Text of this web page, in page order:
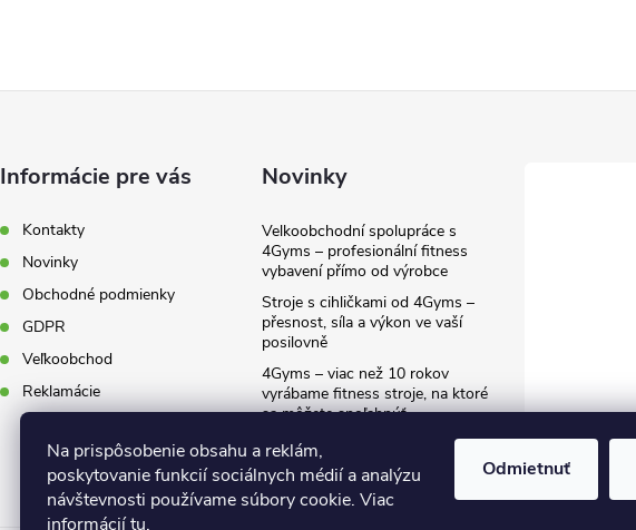
Na prispôsobenie obsahu a reklám,
poskytovanie funkcií sociálnych médií a analýzu
návštevnosti používame súbory cookie. Viac
informáciítu.
Odmietnuť
Informácie pre vás
Kontakty
Novinky
Obchodné podmienky
GDPR
Veľkoobchod
Reklamácie
Novinky
Velkoobchodní spolupráce s
4Gyms – profesionální fitness
vybavení přímo od výrobce
Stroje s cihličkami od 4Gyms –
přesnost, síla a výkon ve vaší
posilovně
4Gyms – viac než 10 rokov
vyrábame fitness stroje, na ktoré
sa môžete spoľahnúť